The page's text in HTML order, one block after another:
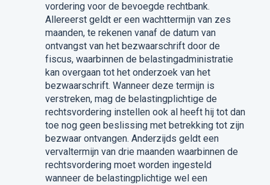
vordering voor de bevoegde rechtbank.
Allereerst geldt er een wachttermijn van zes
maanden, te rekenen vanaf de datum van
ontvangst van het bezwaarschrift door de
fiscus, waarbinnen de belastingadministratie
kan overgaan tot het onderzoek van het
bezwaarschrift. Wanneer deze termijn is
verstreken, mag de belastingplichtige de
rechtsvordering instellen ook al heeft hij tot dan
toe nog geen beslissing met betrekking tot zijn
bezwaar ontvangen. Anderzijds geldt een
vervaltermijn van drie maanden waarbinnen de
rechtsvordering moet worden ingesteld
wanneer de belastingplichtige wel een